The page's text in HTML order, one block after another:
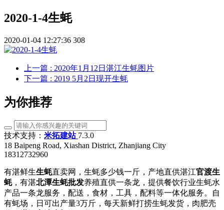
2020-1-4生蚝
2020-01-04 12:27:36 308
上一篇 : 2020年1月12日湛江生蚝图片
下一篇 : 2019 5月2日现开生蚝
为你推荐
技术支持： 米拓建站 7.3.0
18 Baipeng Road, Xiashan District, Zhanjiang City
18312732960
有湛鲜生生蚝直卖网，生蚝多少钱一斤，产地直供湛江官渡生
蚝，有湛北潭生蚝批发养殖直供一条龙，提供餐饮行业生蚝水
产品一条龙服务，配送，食材，工具，配料等一体化服务。自
有蚝场，日可出产量3万斤，每天新鲜打捞生蚝发货，肉肥壳